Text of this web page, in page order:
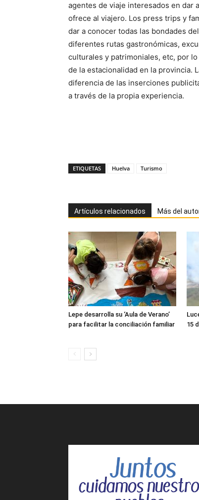
agentes de viaje interesados en dar
ofrece al viajero. Los press trips y
dar a conocer todas las bondades
diferentes rutas gastronómicas,
culturales y patrimoniales, etc, por
de la estacionalidad en la provincia.
diferencia de las inserciones
a través de la propia experiencia.
ETIQUETAS Huelva Turismo
Artículos relacionados Más del
Lepe desarrolla su ‘Aula de Verano’
para facilitar la conciliación familiar
15